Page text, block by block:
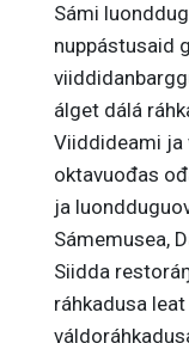
Sámi
nuppástusaid
álget dálá
Viiddideami ja
oktavuođas
ja
Sámemusea,
Siidda
ráhkadusa